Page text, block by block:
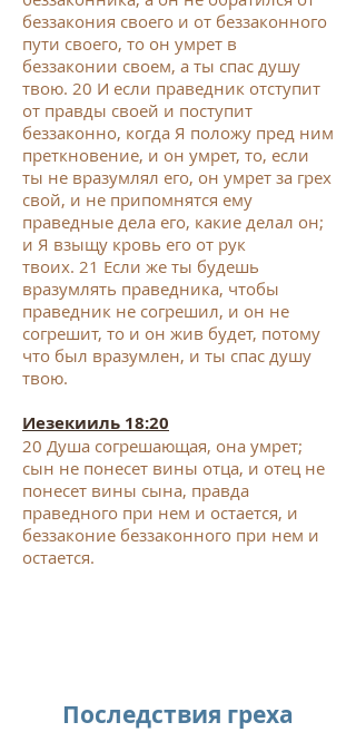
беззакония своего и от беззаконного
пути своего, то он умрет в
беззаконии своем, а ты спас душу
твою. 20 И если праведник отступит
от правды своей и поступит
беззаконно, когда Я положу пред ним
преткновение, и он умрет, то, если
ты не вразумлял его, он умрет за грех
свой, и не припомнятся ему
праведные дела его, какие делал он;
и Я взыщу кровь его от рук
твоих. 21 Если же ты будешь
вразумлять праведника, чтобы
праведник не согрешил, и он не
согрешит, то и он жив будет, потому
что был вразумлен, и ты спас душу
твою.
Иезекииль 18:20
20 Душа согрешающая, она умрет;
сын не понесет вины отца, и отец не
понесет вины сына, правда
праведного при нем и остается, и
беззаконие беззаконного при нем и
остается.
Последствия греха